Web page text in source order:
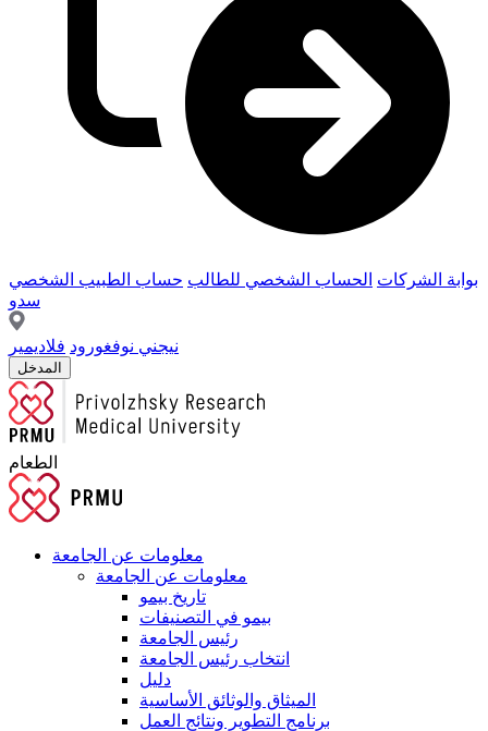
بوابة الشركات الحساب الشخصي للطالب حساب الطبيب الشخصي
سدو
نيجني نوفغورود فلاديمير
المدخل
الطعام
معلومات عن الجامعة
معلومات عن الجامعة
تاريخ بيمو
بيمو في التصنيفات
رئيس الجامعة
انتخاب رئيس الجامعة
دليل
الميثاق والوثائق الأساسية
برنامج التطوير ونتائج العمل